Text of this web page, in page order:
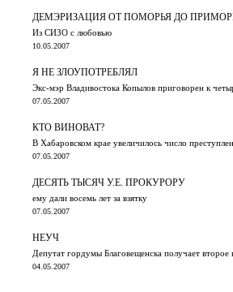
ДЕМЭРИЗАЦИЯ ОТ ПОМОРЬЯ ДО
Из СИЗО с любовью
10.05.2007
Я НЕ ЗЛОУПОТРЕБЛЯЛ
Экс-мэр Владивостока Копылов приговорен к
07.05.2007
КТО ВИНОВАТ?
В Хабаровском крае увеличилось число
07.05.2007
ДЕСЯТЬ ТЫСЯЧ У.Е. ПРОКУРОРУ
ему дали восемь лет за взятку
07.05.2007
НЕУЧ
Депутат гордумы Благовещенска получает
04.05.2007